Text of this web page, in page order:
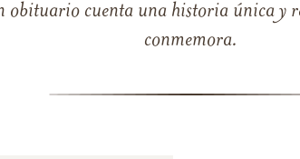
obituario cuenta una historia única y
conmemora.